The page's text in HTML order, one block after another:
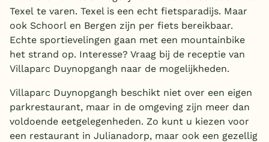
Texel te varen. Texel is een echt fietsparadijs. Maar
ook Schoorl en Bergen zijn per fiets bereikbaar.
Echte sportievelingen gaan met een mountainbike
het strand op. Interesse? Vraag bij de receptie van
Villaparc Duynopgangh naar de mogelijkheden.
Villaparc Duynopgangh beschikt niet over een eigen
parkrestaurant, maar in de omgeving zijn meer dan
voldoende eetgelegenheden. Zo kunt u kiezen voor
een restaurant in Julianadorp, maar ook een gezellig